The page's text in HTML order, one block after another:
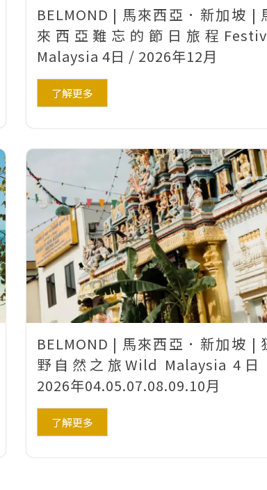
BELMOND | 馬來西亞．新加坡 |
來西亞難忘的節日旅程
Malaysia 4日 / 2026年12月
了解更多
BELMOND | 馬來西亞．新加坡 |
野自然之旅Wild Malaysia 4
2026年04.05.07.08.09.10月
了解更多